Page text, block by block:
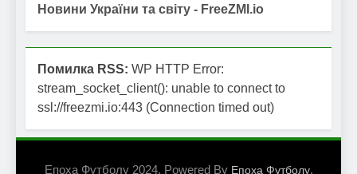
Новини України та світу - FreeZMI.io
Помилка RSS: WP HTTP Error:
stream_socket_client(): unable to connect to
ssl://freezmi.io:443 (Connection timed out)
Епоха Футболу 2024. Powered By Епоха Футболу.